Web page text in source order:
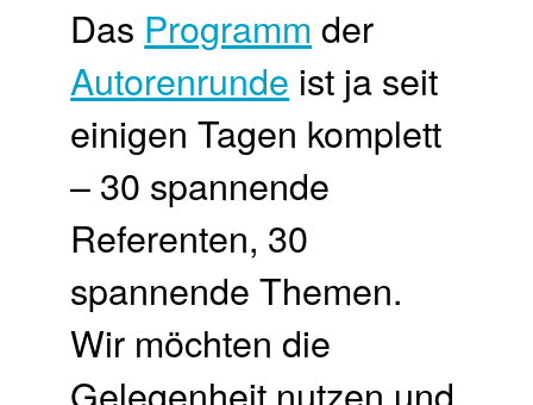
Das Programm der
Autorenrunde ist ja seit
einigen Tagen komplett
– 30 spannende
Referenten, 30
spannende Themen.
Wir möchten die
Gelegenheit nutzen und